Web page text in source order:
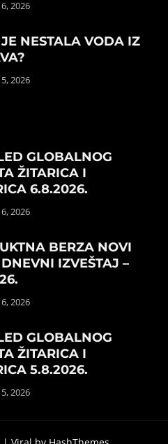
2026
NESTALA VODA IZ
2026
GLOBALNOG
ŽITARICA I
6.8.2026.
2026
BERZA NOVI
IZVEŠTAJ –
2026
GLOBALNOG
ŽITARICA I
5.8.2026.
2026